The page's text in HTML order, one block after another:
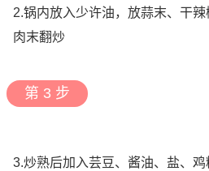
2.锅内放入少许油，放蒜末、干
肉末翻炒
第 3 步
3.炒熟后加入芸豆、酱油、盐、